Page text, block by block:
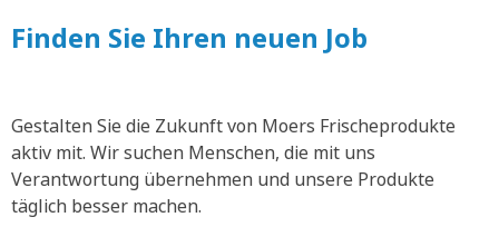
Finden Sie Ihren neuen Job
Gestalten Sie die Zukunft von Moers Frischeprodukte
aktiv mit. Wir suchen Menschen, die mit uns
Verantwortung übernehmen und unsere Produkte
täglich besser machen.